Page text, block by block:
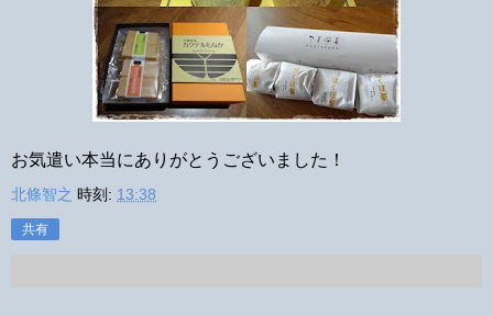
お気遣い本当にありがとうございました！
北條智之 時刻: 13:38
共有